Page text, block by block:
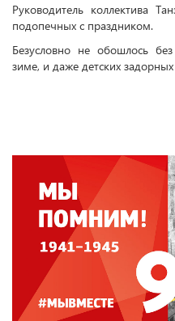
Руководитель коллектива
подопечных с праздником.
Безусловно не обошлось
зиме, и даже детских